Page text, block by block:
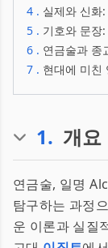
4 . 실제와 신화
5 . 기호와 문장
6 . 연금술과 종
7 . 현대에 미친
1. 개요
연금술, 일명
탐구하는 과정
운 이론과 실질